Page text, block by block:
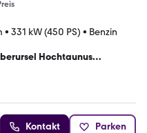
• 331 kW (450 PS) • Benzin
Hochtaunus
Kontakt Parken